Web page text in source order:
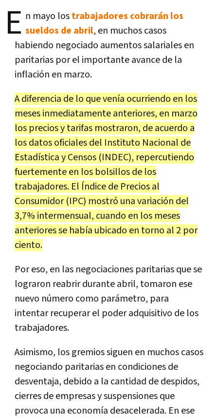
E n mayo lostrabajadores cobrarán los
sueldos de abril, en muchos casos
habiendo negociado aumentos salariales en
paritarias por el importante avance de la
inflación en marzo.
A diferencia de lo que venía ocurriendo en los
meses inmediatamente anteriores, en marzo
los precios y tarifas mostraron, de acuerdo a
los datos oficiales del Instituto Nacional de
Estadística y Censos (INDEC), repercutiendo
fuertemente en los bolsillos de los
trabajadores. El Índice de Precios al
Consumidor (IPC) mostró una variación del
3,7% intermensual, cuando en los meses
anteriores se había ubicado en torno al 2 por
ciento.
Por eso, en las negociaciones paritarias que se
lograron reabrir durante abril, tomaron ese
nuevo número como parámetro, para
intentar recuperar el poder adquisitivo de los
trabajadores.
Asimismo, los gremios siguen en muchos casos
negociando paritarias en condiciones de
desventaja, debido a la cantidad de despidos,
cierres de empresas y suspensiones que
provoca una economía desacelerada. En ese